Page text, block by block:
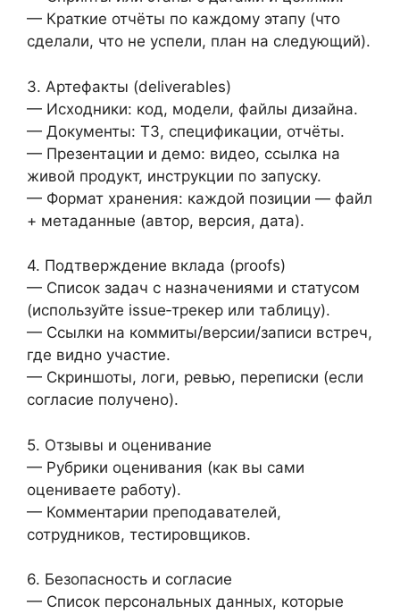
— Краткие отчёты по каждому этапу (что
сделали, что не успели, план на следующий).
3. Артефакты (deliverables)
— Исходники: код, модели, файлы дизайна.
— Документы: ТЗ, спецификации, отчёты.
— Презентации и демо: видео, ссылка на
живой продукт, инструкции по запуску.
— Формат хранения: каждой позиции — файл
+ метаданные (автор, версия, дата).
4. Подтверждение вклада (proofs)
— Список задач с назначениями и статусом
(используйте issue‑трекер или таблицу).
— Ссылки на коммиты/версии/записи встреч,
где видно участие.
— Скриншоты, логи, ревью, переписки (если
согласие получено).
5. Отзывы и оценивание
— Рубрики оценивания (как вы сами
оцениваете работу).
— Комментарии преподавателей,
сотрудников, тестировщиков.
6. Безопасность и согласие
— Список персональных данных, которые